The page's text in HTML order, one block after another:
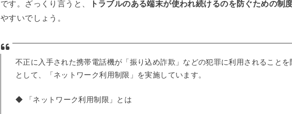
です。ざっくり言うと、
トラブルのある端末が使われ続けるのを防ぐための制
やすいでしょう。
不正に入手された携帯電話機が「振り込め詐欺」などの犯罪に利用されること
として、「ネットワーク利用制限」を実施しています。
◆ 「ネットワーク利用制限」とは